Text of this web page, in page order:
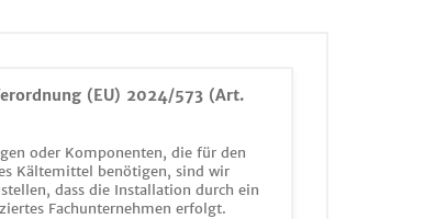
(EU) 2024/573 (Art.
oder Komponenten, die für den
Kältemittel benötigen, sind wir
dass die Installation durch ein
Fachunternehmen erfolgt.